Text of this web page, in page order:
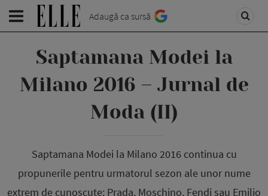
Adaugă ca sursă
Saptamana Modei la
Milano 2016 – Jurnal de
Moda (II)
Saptamana Modei la Milano 2016 continua cu
propunerile pentru urmatorul sezon ale unor nume
extrem de cunoscute: Prada, Moschino, Fendi sau Emilio